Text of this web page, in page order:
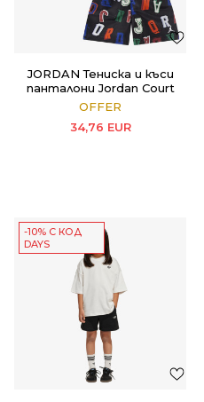
JORDAN Тениска и къси
панталони Jordan Court
Of Legends
OFFER
34,76 EUR
-10% С КОД
DAYS